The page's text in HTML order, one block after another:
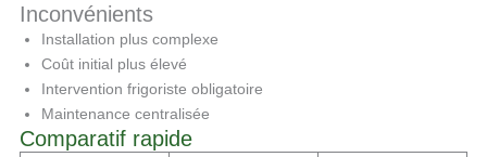
Inconvénients
Installation plus complexe
Coût initial plus élevé
Intervention frigoriste obligatoire
Maintenance centralisée
Comparatif rapide